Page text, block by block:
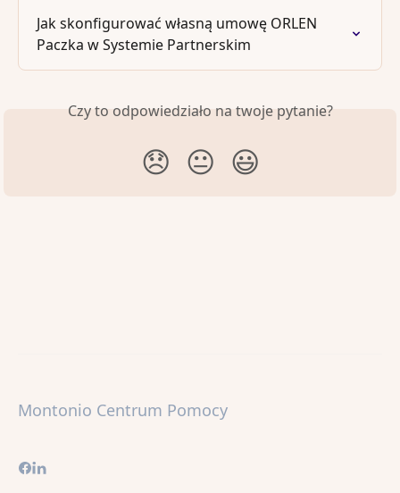
Jak skonfigurować własną umowę ORLEN
Paczka w Systemie Partnerskim
Czy to odpowiedziało na twoje pytanie?
😞 😐 😃
Montonio Centrum Pomocy